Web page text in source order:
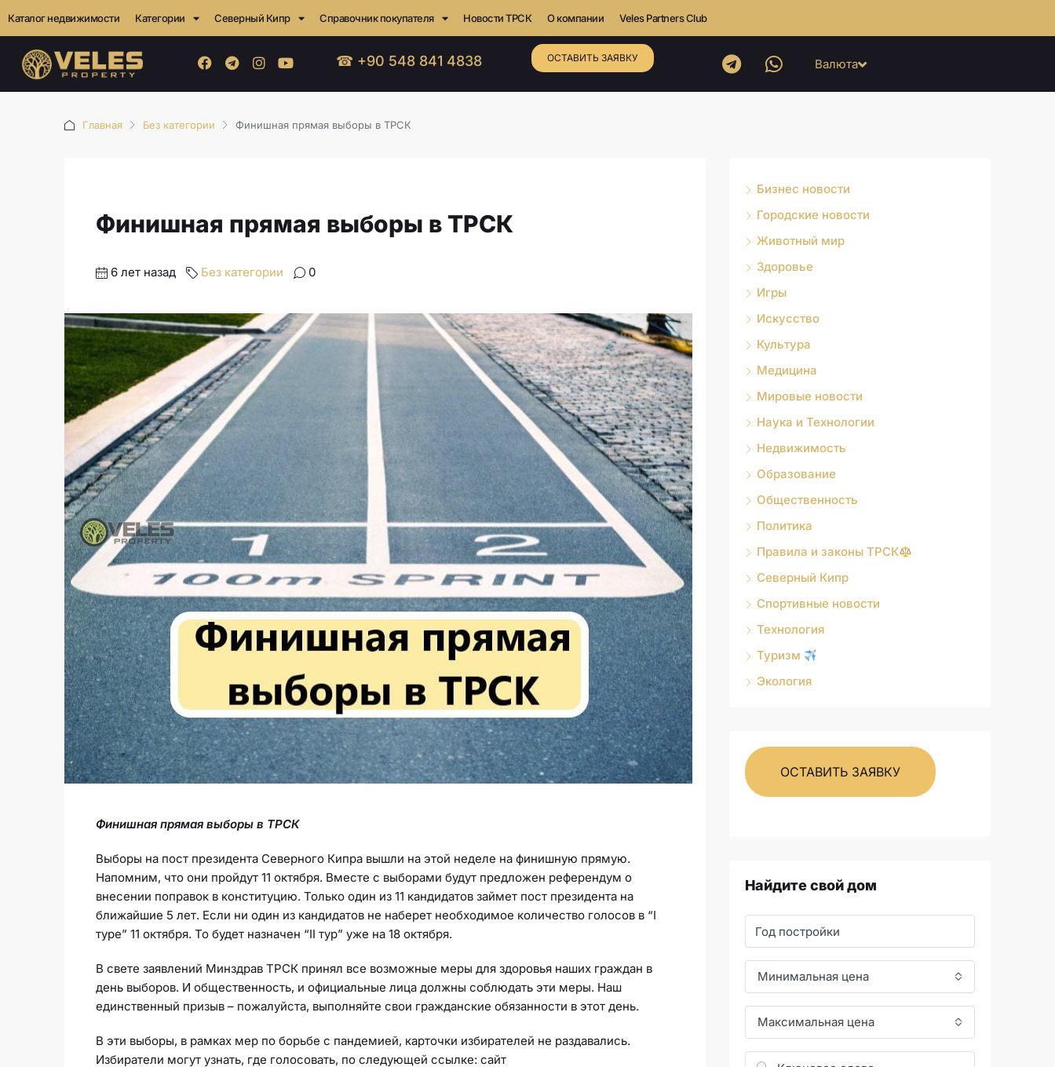
Каталог недвижимости Категории Северный Кипр Справочник покупателя Новости ТРСК О компании Veles Partners Club
☎ +90 548 841 4838 ОСТАВИТЬ ЗАЯВКУ Валюта
Главная Без категории Финишная прямая выборы в ТРСК
Финишная прямая выборы в ТРСК
6 лет назад Без категории 0
Финишная прямая выборы в ТРСК
Выборы на пост президента Северного Кипра вышли на этой неделе на финишную прямую.
Напомним, что они пройдут 11 октября. Вместе с выборами будут предложен референдум о
внесении поправок в конституцию. Только один из 11 кандидатов займет пост президента на
ближайшие 5 лет. Если ни один из кандидатов не наберет необходимое количество голосов в “I
туре” 11 октября. То будет назначен “II тур” уже на 18 октября.
В свете заявлений Минздрав ТРСК принял все возможные меры для здоровья наших граждан в
день выборов. И общественность, и официальные лица должны соблюдать эти меры. Наш
единственный призыв – пожалуйста, выполняйте свои гражданские обязанности в этот день.
В эти выборы, в рамках мер по борьбе с пандемией, карточки избирателей не раздавались.
Избиратели могут узнать, где голосовать, по следующей ссылке: сайт
Бизнес новости
Городские новости
Животный мир
Здоровье
Игры
Искусство
Культура
Медицина
Мировые новости
Наука и Технологии
Недвижимость
Образование
Общественность
Политика
Правила и законы ТРСК
Северный Кипр
Спортивные новости
Технология
Туризм
Экология
ОСТАВИТЬ ЗАЯВКУ
Найдите свой дом
Минимальная цена
Максимальная цена